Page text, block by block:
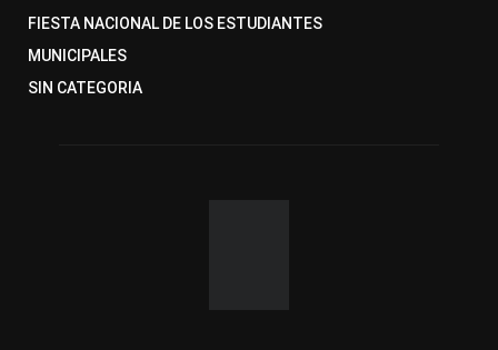
FIESTA NACIONAL DE LOS ESTUDIANTES
MUNICIPALES
SIN CATEGORIA